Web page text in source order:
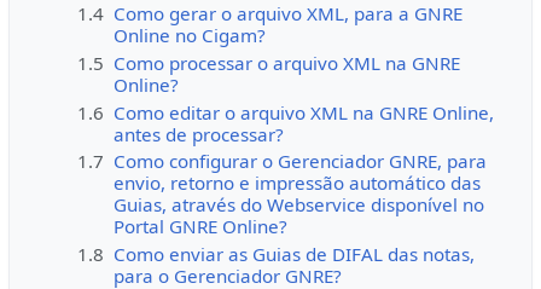
1.4 Como gerar o arquivo XML, para a GNRE
Online no Cigam?
1.5 Como processar o arquivo XML na GNRE
Online?
1.6 Como editar o arquivo XML na GNRE Online,
antes de processar?
1.7 Como configurar o Gerenciador GNRE, para
envio, retorno e impressão automático das
Guias, através do Webservice disponível no
Portal GNRE Online?
1.8 Como enviar as Guias de DIFAL das notas,
para o Gerenciador GNRE?